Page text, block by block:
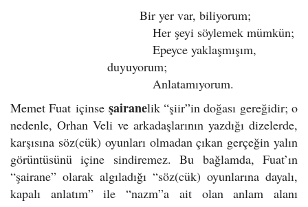
Bir yer var, biliyorum;
Her şeyi söylemek mümkün;
Epeyce yaklaşmışım,
duyuyorum;
Anlatamıyorum.
Memet Fuat içinse şairanelik “şiir”in doğası gereğidir; o
nedenle, Orhan Veli ve arkadaşlarının yazdığı dizelerde,
karşısına söz(cük) oyunları olmadan çıkan gerçeğin yalın
görüntüsünü içine sindiremez. Bu bağlamda, Fuat’ın
“şairane” olarak algıladığı “söz(cük) oyunlarına dayalı,
kapalı anlatım” ile “nazm”a ait olan anlam alanı